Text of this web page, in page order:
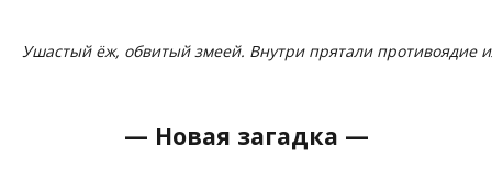
Ушастый ёж, обвитый змеей. Внутри прятали противоядие
— Новая загадка —